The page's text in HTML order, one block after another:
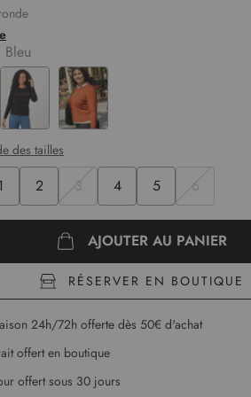
brodé et rayures avec fils métallisés argentés
1,78m et porte une taille 1
: 60 cm pour la première taille.
Bleu
des tailles
2 3 4 5 6
AJOUTER AU PANIER
RÉSERVER EN BOUTIQUE
24h/72h offerte dès 50€ d'achat
offert en boutique
offert sous 30 jours